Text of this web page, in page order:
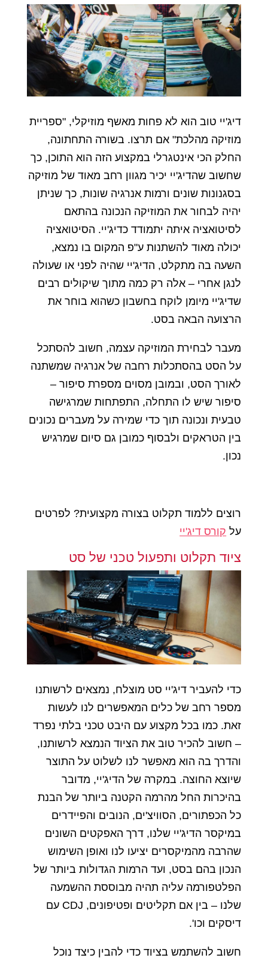
דיג'יי טוב הוא לא פחות מאשף מוזיקלי, "ספריית
מוזיקה מהלכת" אם תרצו. בשורה התחתונה,
החלק הכי אינטגרלי במקצוע הזה הוא התוכן, כך
שחשוב שהדיג'יי יכיר מגוון רחב מאוד של מוזיקה
בסגנונות שונים ורמות אנרגיה שונות, כך שניתן
יהיה לבחור את המוזיקה הנכונה בהתאם
לסיטואציה איתה יתמודד כדיג'יי. הסיטואציה
יכולה מאוד להשתנות ע"פ המקום בו נמצא,
השעה בה מתקלט, הדיג'יי שהיה לפני או שעולה
לנגן אחרי – אלה רק כמה מתוך שיקולים רבים
שדיג'יי מיומן לוקח בחשבון כשהוא בוחר את
הרצועה הבאה בסט.
מעבר לבחירת המוזיקה עצמה, חשוב להסתכל
על הסט בהסתכלות רחבה של אנרגיה שמשתנה
לאורך הסט, ובמובן מסוים מספרת סיפור –
סיפור שיש לו התחלה, התפתחות שמרגישה
טבעית ונכונה תוך כדי שמירה על מעברים נכונים
בין הטראקים ולבסוף כמובן גם סיום שמרגיש
נכון.
רוצים ללמוד תקלוט בצורה מקצועית? לפרטים
על קורס דיג'יי
ציוד תקלוט ותפעול טכני של סט
כדי להעביר דיג'יי סט מוצלח, נמצאים לרשותנו
מספר רחב של כלים המאפשרים לנו לעשות
זאת. כמו בכל מקצוע עם היבט טכני בלתי נפרד
– חשוב להכיר טוב את הציוד הנמצא לרשותנו,
והדרך בה הוא מאפשר לנו לשלוט על התוצר
שיוצא החוצה. במקרה של הדיג'יי, מדובר
בהיכרות החל מהרמה הקטנה ביותר של הבנת
כל הכפתורים, הסוויצ'ים, הנובים והפיידרים
במיקסר הדיג'יי שלנו, דרך האפקטים השונים
שהרבה מהמיקסרים יציעו לנו ואופן השימוש
הנכון בהם בסט, ועד הרמות הגדולות ביותר של
הפלטפורמה עליה תהיה מבוססת ההשמעה
שלנו – בין אם תקליטים ופטיפונים, CDJ עם
דיסקים וכו'.
חשוב להשתמש בציוד כדי להבין כיצד נוכל